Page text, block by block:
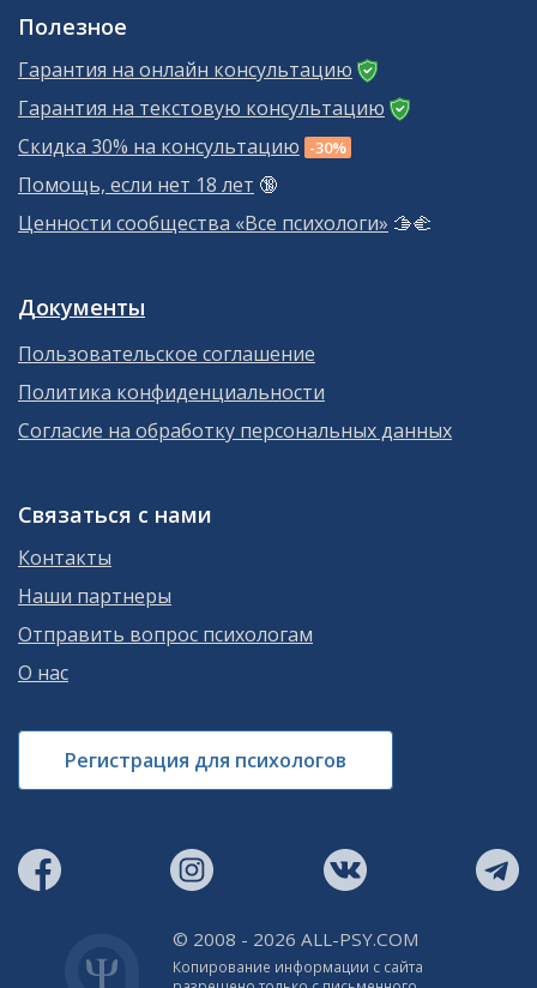
Полезное
Гарантия на онлайн консультацию
Гарантия на текстовую консультацию
Скидка 30% на консультацию -30%
Помощь, если нет 18 лет 🔞
Ценности сообщества «Все психологи» 🫱‍🫲
Документы
Пользовательское соглашение
Политика конфиденциальности
Согласие на обработку персональных данных
Связаться с нами
Контакты
Наши партнеры
Отправить вопрос психологам
О нас
Регистрация для психологов
© 2008 - 2026 ALL-PSY.COM
Копирование информации с сайта